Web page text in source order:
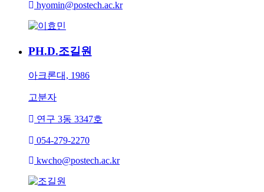
hyomin@postech.ac.kr
PH.D.조길원
아크론대, 1986
고분자
연구 3동 3347호
054-279-2270
kwcho@postech.ac.kr